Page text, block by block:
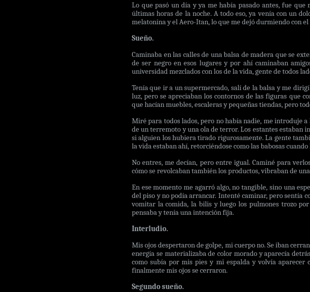
Lo que pasó un día y ya me había pasado antes, fue
últimas horas de la noche. A todo eso, ya venía con un
melatonina y el Aero-Itan, lo que me dejó durmiendo con
Sueño.
Caminaba en las calles de una balsa de madera que se
de ser negro en esos lugares y por ahí caminaban
universidad mezclados con los de la vida, gente de todos
Tenía que ir a un supermercado, salí de la balsa y me
luz, pero se apreciaban los contornos de las figuras que
que hacían muebles, escaleras y pequeñas tiendas, pero
Miré para todos lados, pero no había nadie, me introduje
de un terremoto y una ola de terror. Los estantes estaban
si alguien los hubiera tirado rigurosamente. La gente
la vida estaban ahí, retorciéndose como las babosas cuando
No entres, me decían, pero entre igual. Caminé para
cómo se revolcaban también los productos, vibraban de
En ese momento me agarró algo, no tangible, sino una
del piso y no podía arrancar. Intenté caminar, pero sentía
vomitar la comida, la bilis y luego los pulmones trozo
pensaba y tenía una intención fija.
Interludio.
Mis ojos despertaron de golpe, mi cuerpo no. Se iban
energía se materializaba de color morado y aparecía
como subía por mis pies y mi espalda y volvía aparecer
finalmente mis ojos se cerraron.
Segundo sueño.